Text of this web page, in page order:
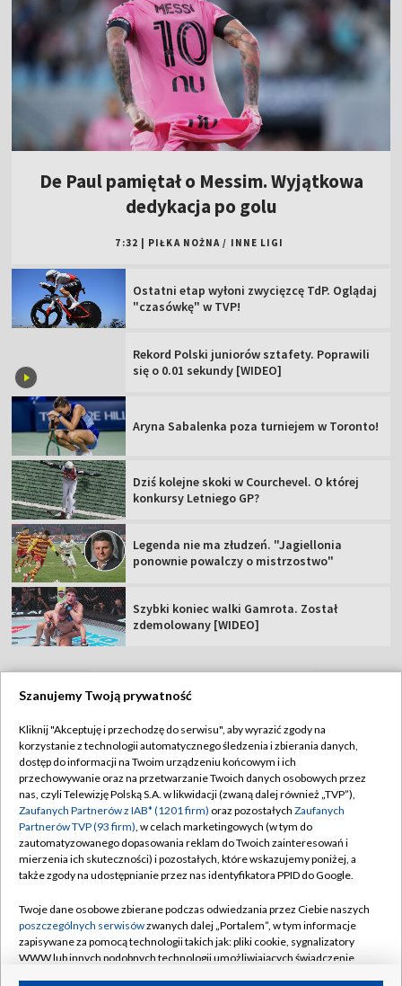
De Paul pamiętał o Messim. Wyjątkowa
dedykacja po golu
7:32 PIŁKA NOŻNA / INNE LIGI
Ostatni etap wyłoni zwycięzcę TdP. Oglądaj
"czasówkę" w TVP!
Rekord Polski juniorów sztafety. Poprawili
się o 0.01 sekundy [WIDEO]
Aryna Sabalenka poza turniejem w Toronto!
Dziś kolejne skoki w Courchevel. O której
konkursy Letniego GP?
Legenda nie ma złudzeń. "Jagiellonia
ponownie powalczy o mistrzostwo"
Szybki koniec walki Gamrota. Został
zdemolowany [WIDEO]
Abonament TVP
Sklep TVP
Biuro Reklamy
Oferta Handlowa
Telegazeta ogłoszenia
Rada Programowa
Ogłoszenia przetargowe
Akademia Telewizyjna
Regulamin TVP
Polityka prywatności
Moje zgody
Biuro reklamy
Kontakt
Kanały
©2026 Telewizja Polska Spółka Akcyjna w likwidacji
Szanujemy Twoją prywatność
Kliknij "Akceptuję i przechodzę do serwisu", aby wyrazić zgody na
korzystanie z technologii automatycznego śledzenia i zbierania danych,
dostęp do informacji na Twoim urządzeniu końcowym i ich
przechowywanie oraz na przetwarzanie Twoich danych osobowych przez
nas, czyli Telewizję Polską S.A. w likwidacji (zwaną dalej również „TVP”),
Zaufanych Partnerów z IAB* (1201 firm) oraz pozostałych Zaufanych
Partnerów TVP (93 firm), w celach marketingowych (w tym do
zautomatyzowanego dopasowania reklam do Twoich zainteresowań i
mierzenia ich skuteczności) i pozostałych, które wskazujemy poniżej, a
także zgody na udostępnianie przez nas identyfikatora PPID do Google.
Twoje dane osobowe zbierane podczas odwiedzania przez Ciebie naszych
poszczególnych serwisówzwanych dalej „Portalem”, w tym informacje
zapisywane za pomocą technologii takich jak: pliki cookie, sygnalizatory
WWW lub innych podobnych technologii umożliwiających świadczenie